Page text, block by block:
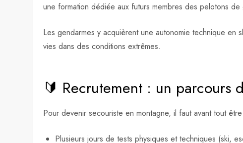
une formation dédiée aux futurs membres des pelotons
Les gendarmes y acquièrent une autonomie technique
vies dans des conditions extrêmes.
🔰 Recrutement : un parcours
Pour devenir secouriste en montagne, il faut avant tout
Plusieurs jours de tests physiques et techniques (ski,